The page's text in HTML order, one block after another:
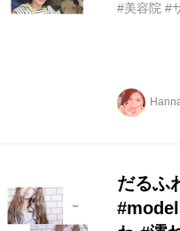
#美容院 #
だるふ